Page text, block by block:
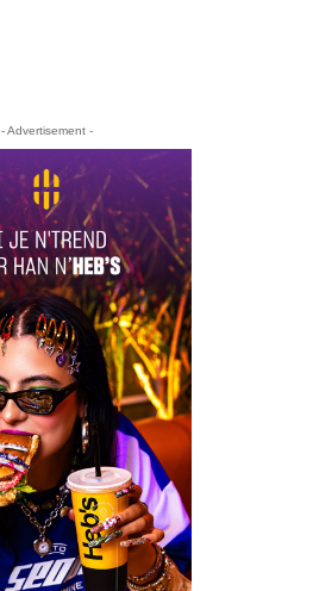
- Advertisement -